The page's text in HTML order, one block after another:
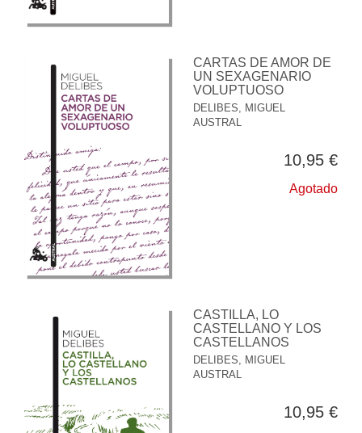
CARTAS DE AMOR DE
UN SEXAGENARIO
VOLUPTUOSO
DELIBES, MIGUEL
AUSTRAL
10,95 €
Agotado
CASTILLA, LO
CASTELLANO Y LOS
CASTELLANOS
DELIBES, MIGUEL
AUSTRAL
10,95 €